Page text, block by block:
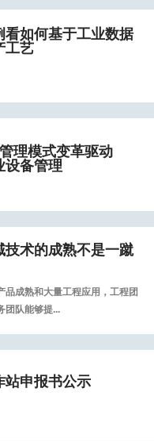
看如何基于工业数据
工艺
理模式变革驱动
设备管理
技术的成熟不是一蹴
品成熟和大量工程应用，工程团
团队能够提...
站申报书公示